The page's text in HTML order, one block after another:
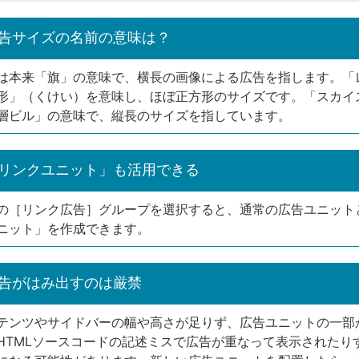
サイズの名前の意味は？
本来「旗」の意味で、横長の画像による広告を指します。「
」（くけい）を意味し、ほぼ正方形のサイズです。「スカイ
ビル」の意味で、縦長のサイズを指しています。
ンクユニット」も活用できる
［リンク広告］グループを選択すると、通常の広告ユニット
ット」を作成できます。
がはみ出すのは厳禁
ンツやサイドバーの幅や高さが足りず、広告ユニットの一部
ソースコードの記述ミスで広告が重なって表示されたり